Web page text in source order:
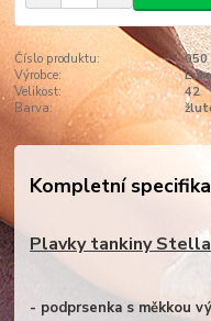
Číslo produktu:
050
Výrobce:
Velikost:
42
Barva:
Kompletní
Plavky tankiny
- podprsenka s měkkou